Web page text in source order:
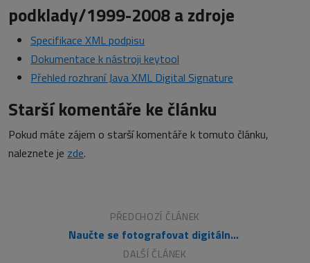
podklady/1999-2008 a zdroje
Specifikace XML podpisu
Dokumentace k nástroji keytool
Přehled rozhraní Java XML Digital Signature
Starší komentáře ke článku
Pokud máte zájem o starší komentáře k tomuto článku,
naleznete je zde.
PŘEDCHOZÍ ČLÁNEK
Naučte se fotografovat digitálně (Bryan Peterson)
DALŠÍ ČLÁNEK